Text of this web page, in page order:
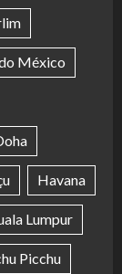
México
Havana
Lumpur
Picchu